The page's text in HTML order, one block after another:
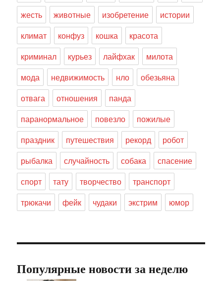
жесть животные изобретение
истории
климат
конфуз кошка
красота
криминал
курьез лайфхак
милота
мода
недвижимость нло
обезьяна
отвага
отношения
панда
паранормальное
повезло
пожилые
праздник
путешествия рекорд
робот
рыбалка
случайность собака
спасение
спорт
тату творчество
транспорт
трюкачи
фейк чудаки экстрим юмор
Популярные новости за неделю